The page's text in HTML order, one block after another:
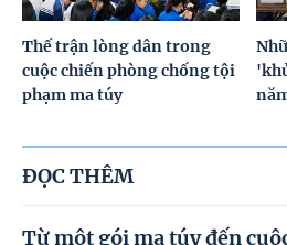
Thế trận lòng dân trong
cuộc chiến phòng chống tội
phạm ma túy
ĐỌC THÊM
Từ một gói ma túy đến